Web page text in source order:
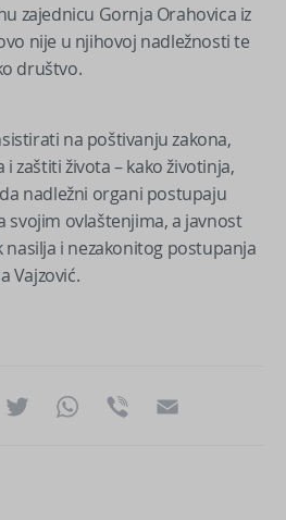
zajednicu Gornja Orahovica iz
nije u njihovoj nadležnosti te
društvo.
na poštivanju zakona,
zaštiti života – kako životinja,
nadležni organi postupaju
svojim ovlaštenjima, a javnost
nasilja i nezakonitog postupanja
Vajzović.
Messenger
Twitter WhatsApp
Viber